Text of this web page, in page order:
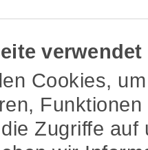
Cookies,
Zugriffe